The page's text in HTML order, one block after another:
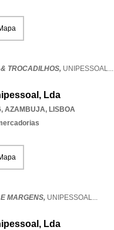
TROCADILHOS, UNIPESSOAL...
Lda
, AZAMBUJA, LISBOA
MARGENS, UNIPESSOAL...
Lda